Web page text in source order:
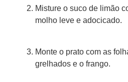
Misture o suco de limão
molho leve e adocicado.
Monte o prato com as
grelhados e o frango.